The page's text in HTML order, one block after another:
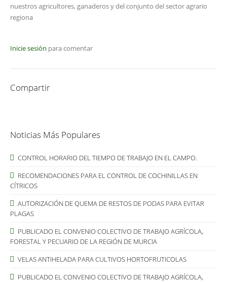
nuestros agricultores, ganaderos y del conjunto del sector agrario
regiona
Inicie sesión para comentar
Compartir
Noticias Más Populares
CONTROL HORARIO DEL TIEMPO DE TRABAJO EN EL CAMPO.
RECOMENDACIONES PARA EL CONTROL DE COCHINILLAS EN
CÍTRICOS
AUTORIZACIÓN DE QUEMA DE RESTOS DE PODAS PARA EVITAR
PLAGAS
PUBLICADO EL CONVENIO COLECTIVO DE TRABAJO AGRÍCOLA,
FORESTAL Y PECUARIO DE LA REGIÓN DE MURCIA
VELAS ANTIHELADA PARA CULTIVOS HORTOFRUTICOLAS
PUBLICADO EL CONVENIO COLECTIVO DE TRABAJO AGRÍCOLA,